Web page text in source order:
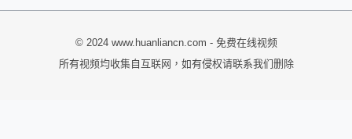
© 2024 www.huanliancn.com - 免费在线视频
所有视频均收集自互联网，如有侵权请联系我们删除